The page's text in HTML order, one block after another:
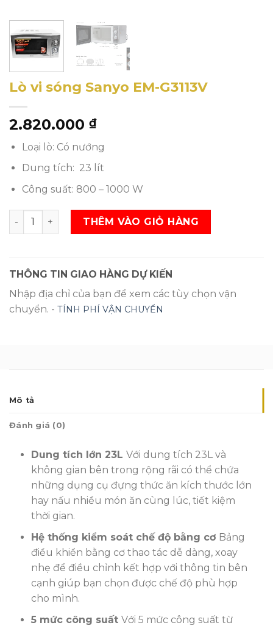
Lò vi sóng Sanyo EM-G3113V
2.820.000 ₫
Loại lò: Có nướng
Dung tích: 23 lít
Công suất: 800 – 1000 W
Lò vi sóng Sanyo EM-G3113V SL
THÊM VÀO GIỎ HÀNG
THÔNG TIN GIAO HÀNG DỰ KIẾN
Nhập địa chỉ của bạn để xem các tùy chọn vận
chuyển. - TÍNH PHÍ VẬN CHUYỂN
Mô tả
Đánh giá (0)
Dung tích lớn 23L Với dung tích 23L và
không gian bên trong rộng rãi có thể chứa
những dụng cụ đựng thức ăn kích thước lớn
hay nấu nhiều món ăn cùng lúc, tiết kiệm
thời gian.
Hệ thống kiểm soát chế độ bằng cơ Bảng
điều khiển bằng cơ thao tác dễ dàng, xoay
nhẹ để điều chỉnh kết hợp với thông tin bên
cạnh giúp bạn chọn được chế độ phù hợp
cho mình.
5 mức công suất Với 5 mức công suất từ